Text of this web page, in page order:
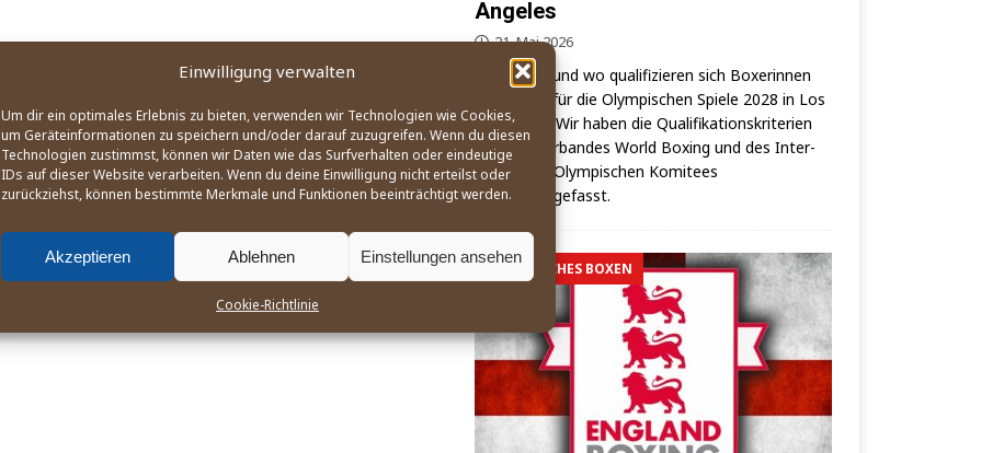
Einwilligung verwalten
Um dir ein optimales Erlebnis zu bieten, verwenden wir Technologien wie Cookies,
um Geräteinformationen zu speichern und/oder darauf zuzugreifen. Wenn du diesen
Technologien zustimmst, können wir Daten wie das Surfverhalten oder eindeutige
IDs auf dieser Website verarbeiten. Wenn du deine Einwilligung nicht erteilst oder
zurückziehst, können bestimmte Merkmale und Funktionen beeinträchtigt werden.
Akzeptieren Ablehnen Einstellungen ansehen
Cookie-Richtlinie
Angeles
21. Mai 2026
Wie, wann und wo qua­li­fi­zie­ren sich Boxe­rin­nen
und Boxer für die Olym­pi­schen Spie­le 2028 in Los
Ange­les? – Wir haben die Qua­li­fi­ka­ti­ons­kri­te­ri­en
des Welt­ver­ban­des World Boxing und des Inter­
na­tio­na­les Olym­pi­schen Komi­tees
zusammengefasst.
OLYMPISCHES BOXEN